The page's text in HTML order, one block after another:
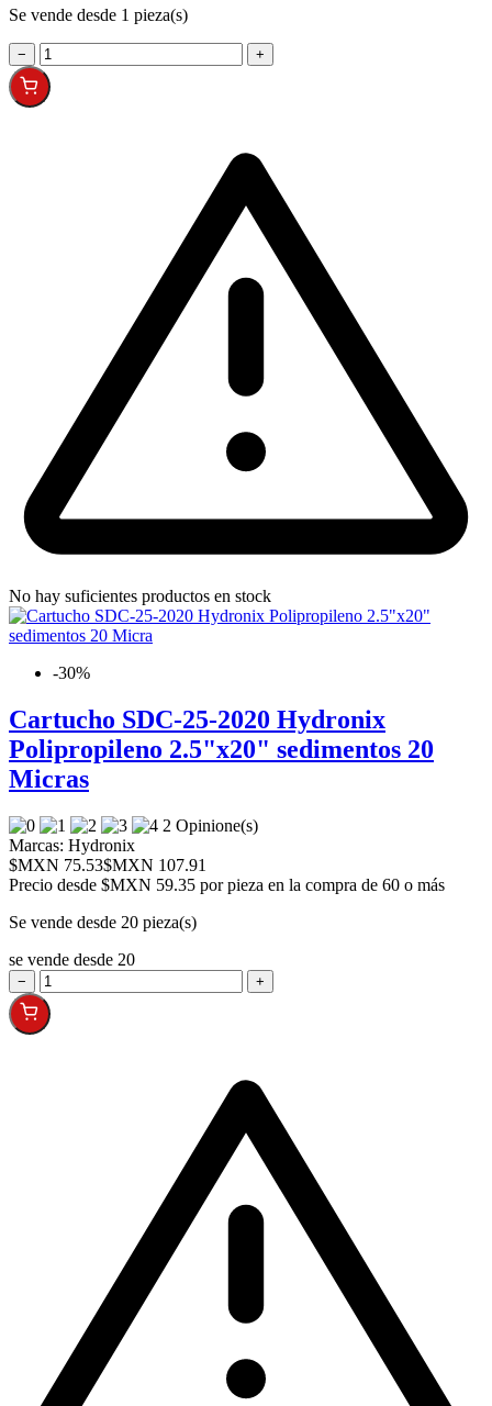
Se vende desde 1 pieza(s)
− +
No hay suficientes productos en stock
-30%
Cartucho SDC-25-2020 Hydronix
Polipropileno 2.5"x20" sedimentos 20
Micras
2 Opinione(s)
Marcas: Hydronix
$MXN 75.53$MXN 107.91
Precio desde $MXN 59.35 por pieza en la compra de 60 o más
Se vende desde 20 pieza(s)
se vende desde 20
− +